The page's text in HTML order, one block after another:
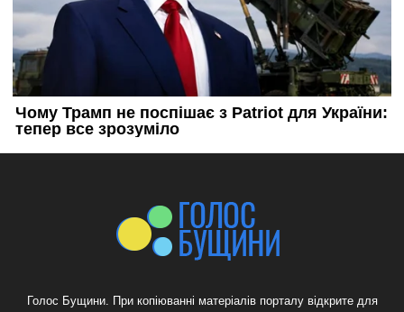
Голос Бущини. При копіюванні матеріалів порталу відкрите для